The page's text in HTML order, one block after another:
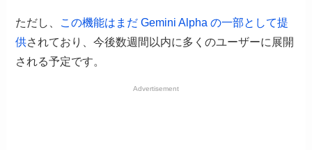
ただし、 この機能はまだ Gemini Alpha の一部として提
供されており、今後数週間以内に多くのユーザーに展開
される予定です。
Advertisement